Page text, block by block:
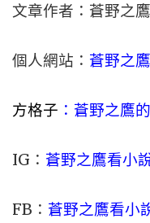
文章作者：蒼野之鷹
個人網站： 蒼野之
方格子 ：蒼野之鷹
IG： 蒼野之鷹看小
FB： 蒼野之鷹看小